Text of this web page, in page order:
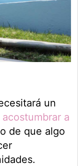
un
acostumbrar a
de que algo